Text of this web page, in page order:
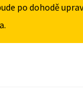
po dohodě